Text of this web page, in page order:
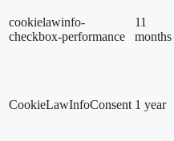
cookielawinfo-
checkbox-performance
11
months
CookieLawInfoConsent 1 year